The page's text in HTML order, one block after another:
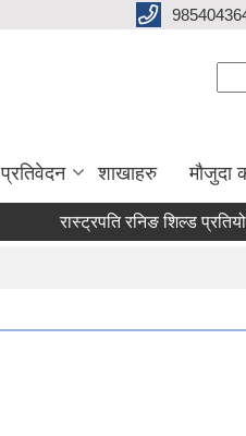
प्रतिवेदन शाखाहरु मौजुदा
रास्ट्रपति रनिङ शिल्ड